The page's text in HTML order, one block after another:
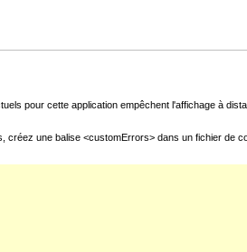
pour cette application empêchent l'affichage à
une balise <customErrors> dans un fichier de